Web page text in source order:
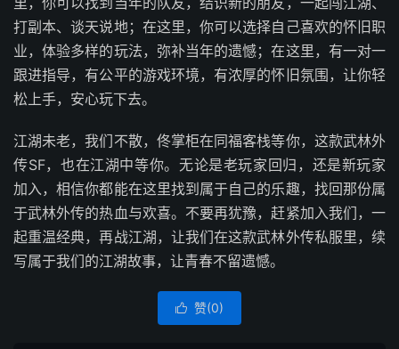
打副本、谈天说地；在这里，你可以选择自己喜欢的怀旧职
业，体验多样的玩法，弥补当年的遗憾；在这里，有一对一
跟进指导，有公平的游戏环境，有浓厚的怀旧氛围，让你轻
松上手，安心玩下去。
江湖未老，我们不散，佟掌柜在同福客栈等你，这款武林外
传SF，也在江湖中等你。无论是老玩家回归，还是新玩家
加入，相信你都能在这里找到属于自己的乐趣，找回那份属
于武林外传的热血与欢喜。不要再犹豫，赶紧加入我们，一
起重温经典，再战江湖，让我们在这款武林外传私服里，续
写属于我们的江湖故事，让青春不留遗憾。
 赞(0)